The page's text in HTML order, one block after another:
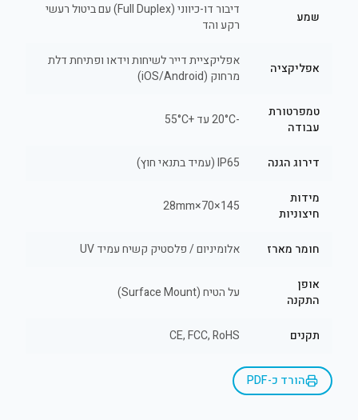
שמע
דיבור דו-כיווני (Full Duplex) עם ביטול רעשי
רקע והד
אפליקציה
אפליקציית דייר לשיחות וידאו ופתיחת דלת
מרחוק (iOS/Android)
טמפרטורת
עבודה
-20°C עד +55°C
דירוג הגנה IP65 (עמיד בתנאי חוץ)
מידות
חיצוניות
145×70×28mm
חומר מארז אלומיניום / פלסטיק קשיח עמיד UV
אופן
התקנה
על הטיח (Surface Mount)
תקנים CE, FCC, RoHS
הורד כ-PDF